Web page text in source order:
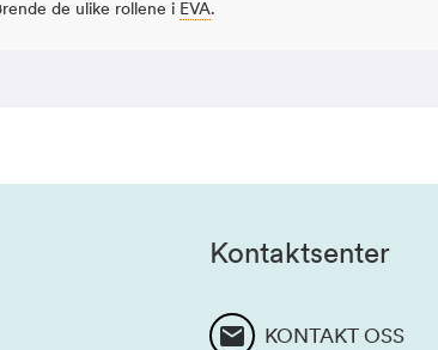
de ulike rollene i EVA.
Kontaktsenter
KONTAKT OSS